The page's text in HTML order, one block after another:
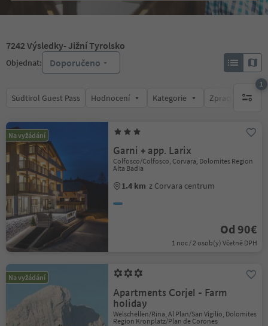
7242Výsledky- Jižní Tyrolsko
Objednat: Doporučeno
Südtirol Guest Pass Hodnocení Kategorie Zpracovává
1
1
Na vyžádání
Garni + app. Larix
Colfosco/Colfosco, Corvara, Dolomites Region
Alta Badia
1.4 km z Corvara centrum
Od 90€
1 noc / 2 osob(y) Včetně DPH
Na vyžádání
Apartments Corjel - Farm
holiday
Welschellen/Rina, Al Plan/San Vigilio, Dolomites
Region Kronplatz/Plan de Corones